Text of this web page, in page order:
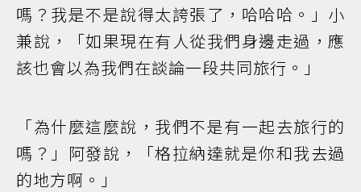
嗎？我是不是說得太誇張了，哈哈哈。」小
兼說，「如果現在有人從我們身邊走過，應
該也會以為我們在談論一段共同旅行。」
「為什麼這麼說，我們不是有一起去旅行的
嗎？」阿發說，「格拉納達就是你和我去過
的地方啊。」